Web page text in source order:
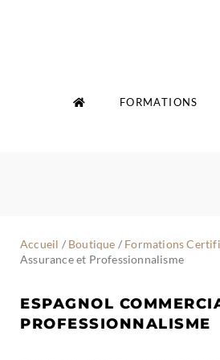
FORMATIONS
Accueil / Boutique / Formations
Assurance et Professionnalisme
ESPAGNOL
PROFESSIONNALISME